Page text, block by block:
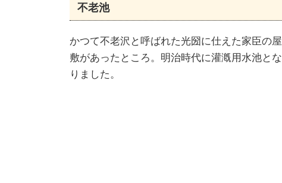
不老池
かつて不老沢と呼ばれた光圀に仕えた家臣の屋
敷があったところ。明治時代に灌漑用水池とな
りました。